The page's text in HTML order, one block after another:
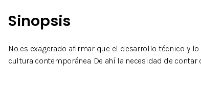
Sinopsis
No es exagerado afirmar que el desarrollo técnico y
cultura contemporánea. De ahí la necesidad de